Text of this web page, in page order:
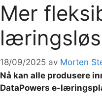
Mer
18/09/2025 av Morten
Nå kan alle produsere
DataPowers e-